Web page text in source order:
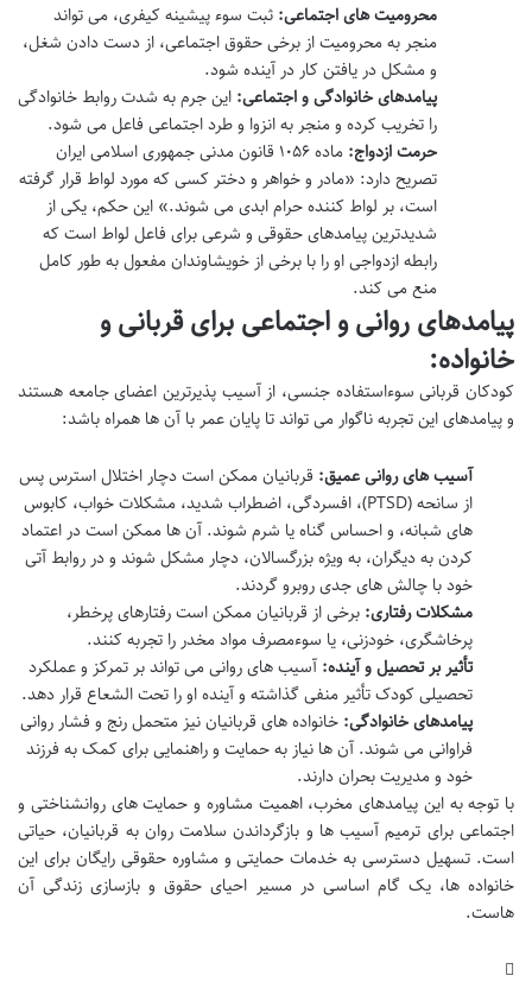
محرومیت های اجتماعی: ثبت سوء پیشینه کیفری، می تواند
منجر به محرومیت از برخی حقوق اجتماعی، از دست دادن شغل،
و مشکل در یافتن کار در آینده شود.
پیامدهای خانوادگی و اجتماعی: این جرم به شدت روابط خانوادگی
را تخریب کرده و منجر به انزوا و طرد اجتماعی فاعل می شود.
حرمت ازدواج:
ماده ۱۰۵۶ قانون مدنی جمهوری اسلامی ایران
تصریح دارد: «مادر و خواهر و دختر کسی که مورد لواط قرار گرفته
است، بر لواط کننده حرام ابدی می شوند.» این حکم، یکی از
شدیدترین پیامدهای حقوقی و شرعی برای فاعل لواط است که
رابطه ازدواجی او را با برخی از خویشاوندان مفعول به طور کامل
منع می کند.
پیامدهای روانی و اجتماعی برای قربانی و
خانواده:
کودکان قربانی سوءاستفاده جنسی، از آسیب پذیرترین اعضای جامعه هستند
و پیامدهای این تجربه ناگوار می تواند تا پایان عمر با آن ها همراه باشد:
آسیب های روانی عمیق: قربانیان ممکن است دچار اختلال استرس پس
از سانحه (PTSD)، افسردگی، اضطراب شدید، مشکلات خواب، کابوس
های شبانه، و احساس گناه یا شرم شوند. آن ها ممکن است در اعتماد
کردن به دیگران، به ویژه بزرگسالان، دچار مشکل شوند و در روابط آتی
خود با چالش های جدی روبرو گردند.
مشکلات رفتاری: برخی از قربانیان ممکن است رفتارهای پرخطر،
پرخاشگری، خودزنی، یا سوءمصرف مواد مخدر را تجربه کنند.
تأثیر بر تحصیل و آینده:آسیب های روانی می تواند بر تمرکز و عملکرد
تحصیلی کودک تأثیر منفی گذاشته و آینده او را تحت الشعاع قرار دهد.
پیامدهای خانوادگی: خانواده های قربانیان نیز متحمل رنج و فشار روانی
فراوانی می شوند. آن ها نیاز به حمایت و راهنمایی برای کمک به فرزند
خود و مدیریت بحران دارند.
با توجه به این پیامدهای مخرب، اهمیت مشاوره و حمایت های روانشناختی و
اجتماعی برای ترمیم آسیب ها و بازگرداندن سلامت روان به قربانیان، حیاتی
است. تسهیل دسترسی به خدمات حمایتی و مشاوره حقوقی رایگان برای این
خانواده ها، یک گام اساسی در مسیر احیای حقوق و بازسازی زندگی آن
هاست.